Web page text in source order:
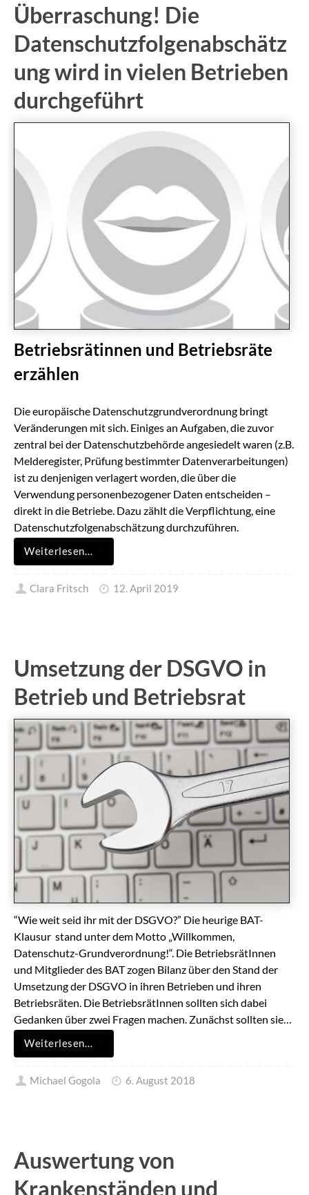
Überraschung! Die
Datenschutzfolgenabschätz
ung wird in vielen Betrieben
durchgeführt
Betriebsrätinnen und Betriebsräte
erzählen
Die europäische Datenschutzgrundverordnung bringt
Veränderungen mit sich. Einiges an Aufgaben, die zuvor
zentral bei der Datenschutzbehörde angesiedelt waren (z.B.
Melderegister, Prüfung bestimmter Datenverarbeitungen)
ist zu denjenigen verlagert worden, die über die
Verwendung personenbezogener Daten entscheiden –
direkt in die Betriebe. Dazu zählt die Verpflichtung, eine
Datenschutzfolgenabschätzung durchzuführen.
Weiterlesen…
Clara Fritsch 12. April 2019
Umsetzung der DSGVO in
Betrieb und Betriebsrat
“Wie weit seid ihr mit der DSGVO?” Die heurige BAT-
Klausur stand unter dem Motto „Willkommen,
Datenschutz-Grundverordnung!“. Die BetriebsrätInnen
und Mitglieder des BAT zogen Bilanz über den Stand der
Umsetzung der DSGVO in ihren Betrieben und ihren
Betriebsräten. Die BetriebsrätInnen sollten sich dabei
Gedanken über zwei Fragen machen. Zunächst sollten sie…
Weiterlesen…
Michael Gogola 6. August 2018
Auswertung von
Krankenständen und